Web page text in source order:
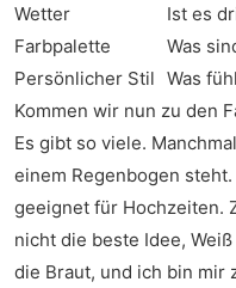
Wetter
Ist es
Farbpalette
Was
Persönlicher Stil Was
Kommen wir nun zu den
Es gibt so viele.
einem Regenbogen
geeignet für Hochzeiten.
nicht die beste Idee,
die Braut, und ich bin mir